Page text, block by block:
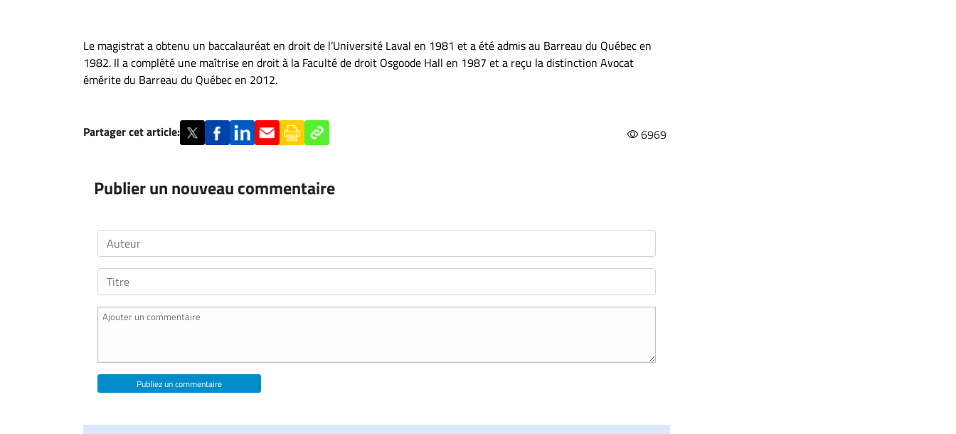
Le magistrat a obtenu un baccalauréat en droit de l’Université Laval en 1981 et a été admis au Barreau du Québec en
1982. Il a complété une maîtrise en droit à la Faculté de droit Osgoode Hall en 1987 et a reçu la distinction Avocat
émérite du Barreau du Québec en 2012.
Partager cet article: 6969
Publier un nouveau commentaire
Publiez un commentaire